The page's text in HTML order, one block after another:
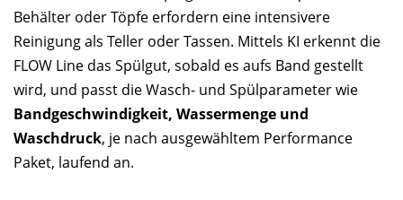
Behälter oder Töpfe erfordern eine intensivere
Reinigung als Teller oder Tassen. Mittels KI erkennt die
FLOW Line das Spülgut, sobald es aufs Band gestellt
wird, und passt die Wasch- und Spülparameter wie
Bandgeschwindigkeit, Wassermenge und
Waschdruck, je nach ausgewähltem Performance
Paket, laufend an.